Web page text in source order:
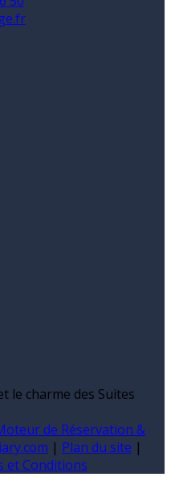
le charme des Suites
de Réservation &
| Plan du site |
et Conditions